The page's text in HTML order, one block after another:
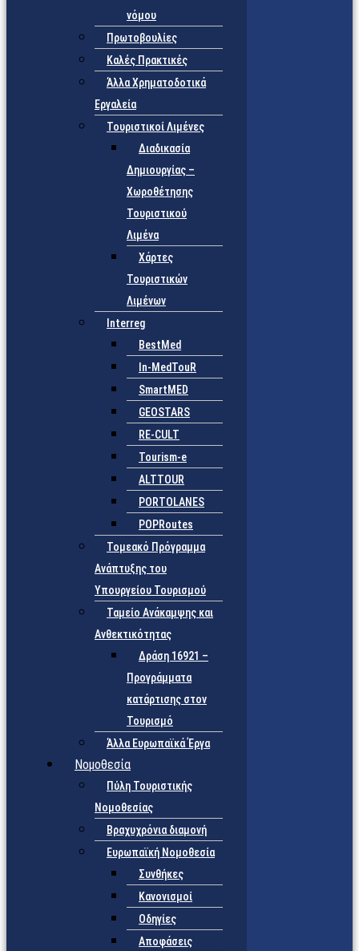
νόμου
Πρωτοβουλίες
Καλές Πρακτικές
Άλλα Χρηματοδοτικά
Εργαλεία
Τουριστικοί Λιμένες
Διαδικασία
Δημιουργίας –
Χωροθέτησης
Τουριστικού
Λιμένα
Χάρτες
Τουριστικών
Λιμένων
Interreg
BestMed
In-MedTouR
SmartMED
GEOSTARS
RE-CULT
Tourism-e
ALTTOUR
PORTOLANES
POPRoutes
Τομεακό Πρόγραμμα
Ανάπτυξης του
Υπουργείου Τουρισμού
Ταμείο Ανάκαμψης και
Ανθεκτικότητας
Δράση 16921 –
Προγράμματα
κατάρτισης στον
Τουρισμό
Άλλα Ευρωπαϊκά Έργα
Νομοθεσία
Πύλη Τουριστικής
Νομοθεσίας
Βραχυχρόνια διαμονή
Ευρωπαϊκή Νομοθεσία
Συνθήκες
Κανονισμοί
Οδηγίες
Αποφάσεις